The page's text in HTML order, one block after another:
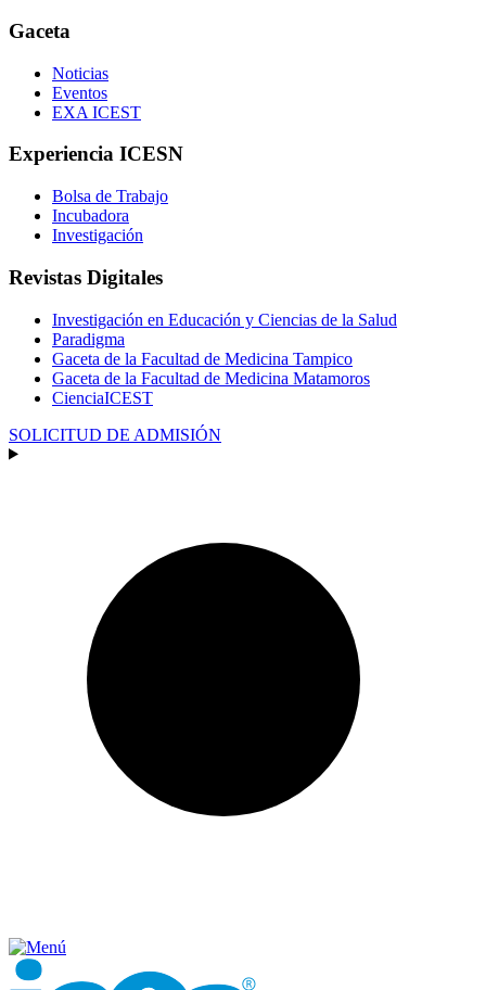
Gaceta
Noticias
Eventos
EXA ICEST
Experiencia ICESN
Bolsa de Trabajo
Incubadora
Investigación
Revistas Digitales
Investigación en Educación y Ciencias de la Salud
Paradigma
Gaceta de la Facultad de Medicina Tampico
Gaceta de la Facultad de Medicina Matamoros
CienciaICEST
SOLICITUD DE ADMISIÓN